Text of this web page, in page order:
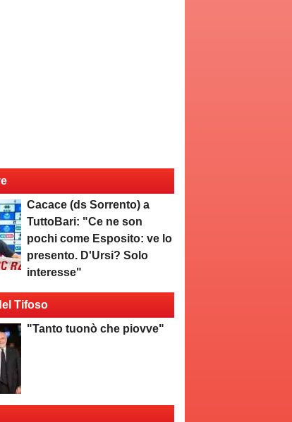
Cacace (ds Sorrento) a
TuttoBari: "Ce ne son
pochi come Esposito: ve lo
presento. D'Ursi? Solo
interesse"
Tifoso
"Tanto tuonò che piovve"